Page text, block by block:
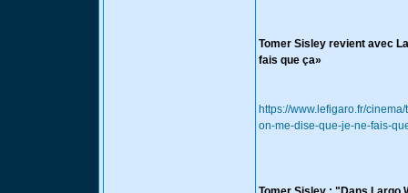
Tomer Sisley revient avec
fais que ça»
https://www.lefigaro.fr/
on-me-dise-que-je-ne-fais-